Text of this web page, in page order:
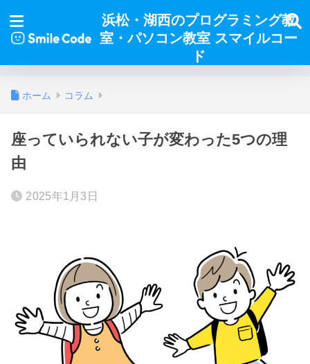
浜松・湖西のプログラミング教
室・パソコン教室 スマイルコー
ド
ホーム コラム
座っていられない子が変わった5つの理
由
2025年1月3日